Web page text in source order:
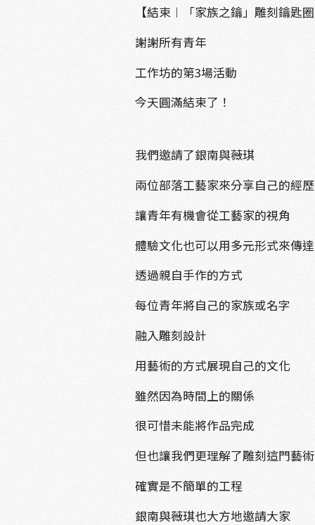
【結束︱「家族之鑰」雕刻鑰匙
謝謝所有青年
工作坊的第3場活動
今天圓滿結束了！
我們邀請了銀南與薇琪
兩位部落工藝家來分享自己的經歷
讓青年有機會從工藝家的視角
體驗文化也可以用多元形式來傳達
透過親自手作的方式
每位青年將自己的家族或名字
融入雕刻設計
用藝術的方式展現自己的文化
雖然因為時間上的關係
很可惜未能將作品完成
但也讓我們更理解了雕刻這門藝術
確實是不簡單的工程
銀南與薇琪也大方地邀請大家